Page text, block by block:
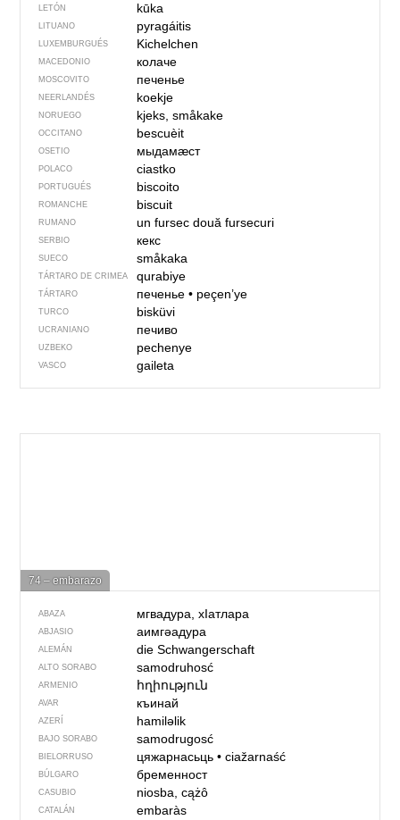
LETÓN kūka
LITUANO pyragáitis
LUXEMBURGUÉS Kichelchen
MACEDONIO колаче
MOSCOVITO печенье
NEERLANDÉS koekje
NORUEGO kjeks, småkake
OCCITANO bescuèit
OSETIO мыдамӕст
POLACO ciastko
PORTUGUÉS biscoito
ROMANCHE biscuit
RUMANO un fursecdouă fursecuri
SERBIO кекс
SUECO småkaka
TÁRTARO DE CRIMEA qurabiye
TÁRTARO печенье• peçen’ye
TURCO bisküvi
UCRANIANO печиво
UZBEKO pechenye
VASCO gaileta
74 – embarazo
ABAZA мгвадура, xIaтлара
ABJASIO аимгәадура
ALEMÁN die Schwangerschaft
ALTO SORABO samodruhosć
ARMENIO հղիություն
AVAR къинай
AZERÍ hamiləlik
BAJO SORABO samodrugosć
BIELORRUSO цяжарнасьць• ciažarnaść
BÚLGARO бременност
CASUBIO niosba, cążô
CATALÁN embaràs